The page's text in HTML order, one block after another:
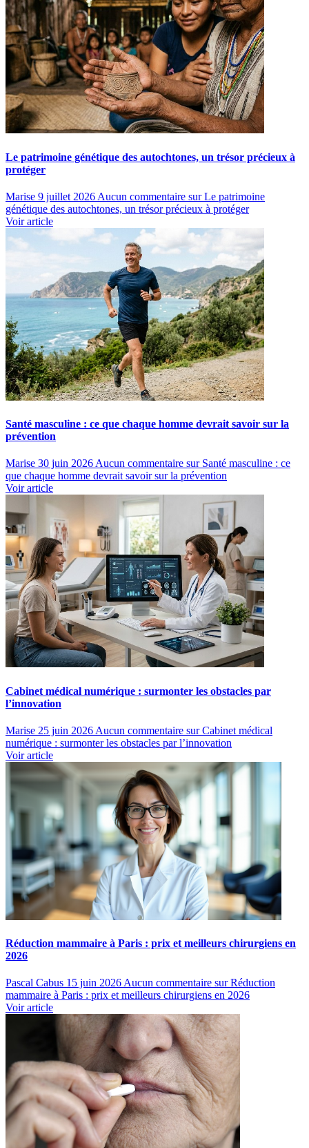
Le patrimoine génétique des autochtones, un trésor précieux à
protéger
Marise 9 juillet 2026 Aucun commentaire sur Le patrimoine
génétique des autochtones, un trésor précieux à protéger
Voir article
Santé masculine : ce que chaque homme devrait savoir sur la
prévention
Marise 30 juin 2026 Aucun commentaire sur Santé masculine : ce
que chaque homme devrait savoir sur la prévention
Voir article
Cabinet médical numérique : surmonter les obstacles par
l’innovation
Marise 25 juin 2026 Aucun commentaire sur Cabinet médical
numérique : surmonter les obstacles par l’innovation
Voir article
Réduction mammaire à Paris : prix et meilleurs chirurgiens en
2026
Pascal Cabus 15 juin 2026 Aucun commentaire sur Réduction
mammaire à Paris : prix et meilleurs chirurgiens en 2026
Voir article